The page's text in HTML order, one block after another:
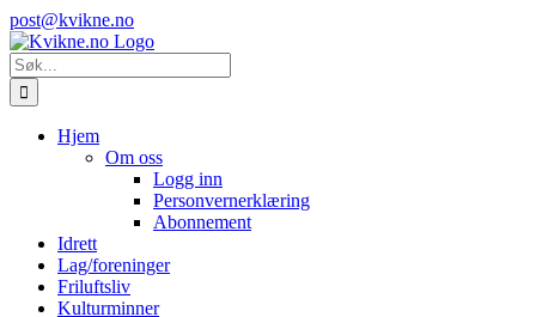
Skip
to
content
Instagram
E-
post
post@kvikne.no
Søk
etter:
Hjem
Om oss
Logg inn
Personvernerklæring
Abonnement
Idrett
Lag/foreninger
Friluftsliv
Kulturminner